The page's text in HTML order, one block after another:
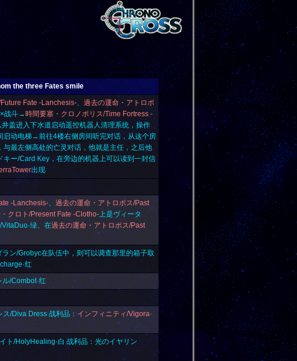
the three Fates smile
Fate -Lanchesis-、 過去の運命・アトロポ
战斗→時間要塞・クロノポリス/Time Fortress -
盖进入下水道启动遥控机器人清理系统，操作
动电梯→前往4楼右侧房间听完对话，从这个房
最左侧高处的亡灵对话，他就是主任，之后他
キー/Card Key ，在旁边的机器上可以读到一封信
出现
-Lanchesis-、 過去の運命・アトロポス/Past
クロト/Present Fate -Clotho-上是ヴィータ
绿、在過去の運命・アトロポス/Past
ン/Grobyc在队伍中，则可以调查那里的箱子取
红
/Combot·红
/Diva Dress 战利品： インフィニティ/Vigora·
ト/HolyHealing·白 战利品：光のイヤリン